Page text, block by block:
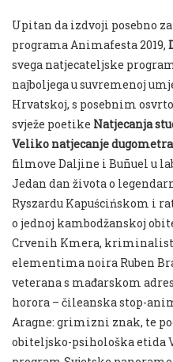
Upitan da izdvoji posebno
programa Animafesta 2019,
svega natjecateljske
najboljega u suvremenoj
Hrvatskoj, s posebnim
svježe poetike Natjecanja
Veliko natjecanje
filmove Daljine i Buñuel u
Jedan dan života o
Ryszardu Kapuścińskom i
o jednoj kambodžanskoj
Crvenih Kmera,
elementima noira Ruben
veterana s mađarskom
horora – čileanska stop-
Aragne: grimizni znak, te
obiteljsko-psihološka etida